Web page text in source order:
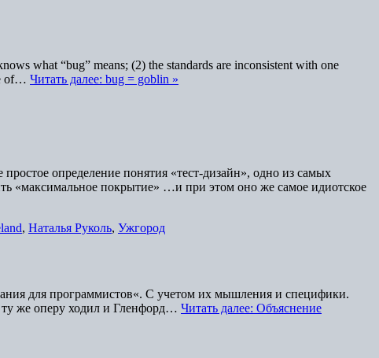
what “bug” means; (2) the standards are inconsistent with one
of… Читать далее: bug = goblin »
определение понятия «тест-дизайн», одно из самых
«максимальное покрытие» …и при этом оно же самое идиотское
, Наталья Руколь, Ужгород
для программистов«. С учетом их мышления и специфики.
же оперу ходил и Гленфорд… Читать далее: Объяснение